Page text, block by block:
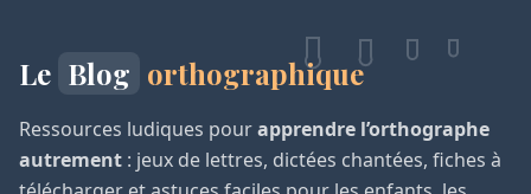
Le Blog orthographique
Ressources ludiques pourapprendre l’orthographe
autrement : jeux de lettres, dictées chantées, fiches à